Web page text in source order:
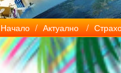
Начало / Актуално /